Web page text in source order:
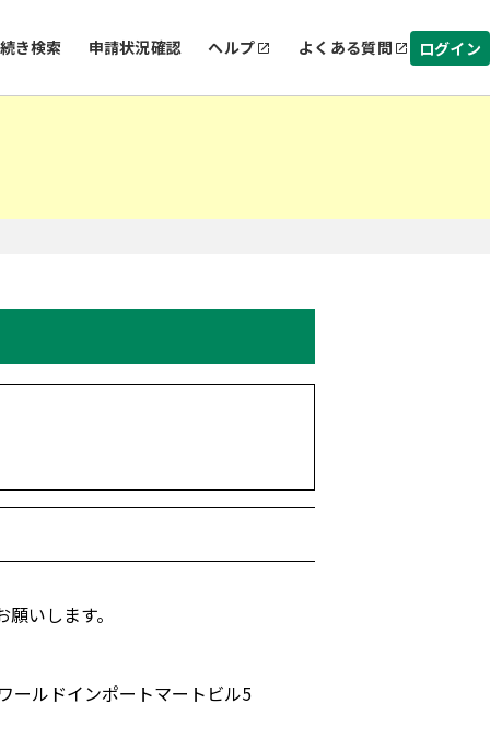
き検索 申請状況確認 ヘルプ よくある質問 ログイン
いします。
ールドインポートマートビル5